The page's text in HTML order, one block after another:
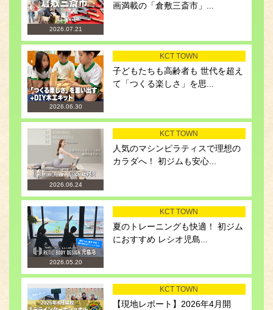
2026.07.21
画満載の「倉敷三斎市」...
2026.06.30
KCT TOWN
子どもたちも高齢者も 世代を超え
て「つくる楽しさ」を思...
2026.06.24
KCT TOWN
人気のマシンピラティスで理想の
カラダへ！ 初ジムも安心...
2026.05.20
KCT TOWN
夏のトレーニングも快適！ 初ジム
におすすめ レシオ児島...
KCT TOWN
【現地レポート】2026年4月開